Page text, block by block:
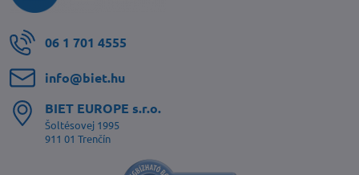
06 1 701 4555
info​@biet​.hu
BIET EUROPE s​.r​.o​.
Šoltésovej 1995
911 01 Trenčín